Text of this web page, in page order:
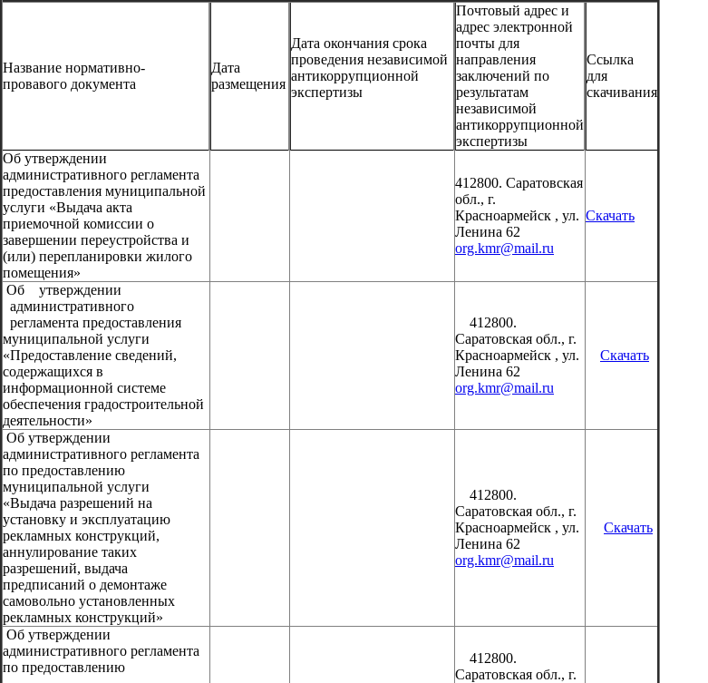
Название нормативно-
провавого документа
Дата
размещения
Дата окончания срока
проведения независимой
антикоррупционной
экспертизы
Почтовый адрес и
адрес электронной
почты для
направления
заключений по
результатам
независимой
антикоррупционной
экспертизы
Ссылка
для
скачивания
Об утверждении
административного регламента
предоставления муниципальной
услуги «Выдача акта
приемочной комиссии о
завершении переустройства и
(или) перепланировки жилого
помещения»
412800. Саратовская
обл., г.
Красноармейск , ул.
Ленина 62
org.kmr@mail.ru
Скачать
Об утверждении
административного
регламента предоставления
муниципальной услуги
«Предоставление сведений,
содержащихся в
информационной системе
обеспечения градостроительной
деятельности»
412800.
Саратовская обл., г.
Красноармейск , ул.
Ленина 62
org.kmr@mail.ru
Скачать
Об утверждении
административного регламента
по предоставлению
муниципальной услуги
«Выдача разрешений на
установку и эксплуатацию
рекламных конструкций,
аннулирование таких
разрешений, выдача
предписаний о демонтаже
самовольно установленных
рекламных конструкций»
412800.
Саратовская обл., г.
Красноармейск , ул.
Ленина 62
org.kmr@mail.ru
Скачать
Об утверждении
административного регламента
по предоставлению
412800.
Саратовская обл., г.